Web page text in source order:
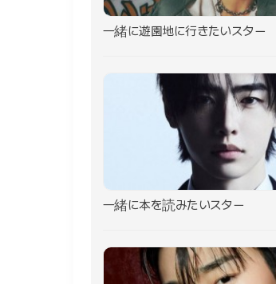
一緒に遊園地に行きたいスター
一緒に本を読みたいスター